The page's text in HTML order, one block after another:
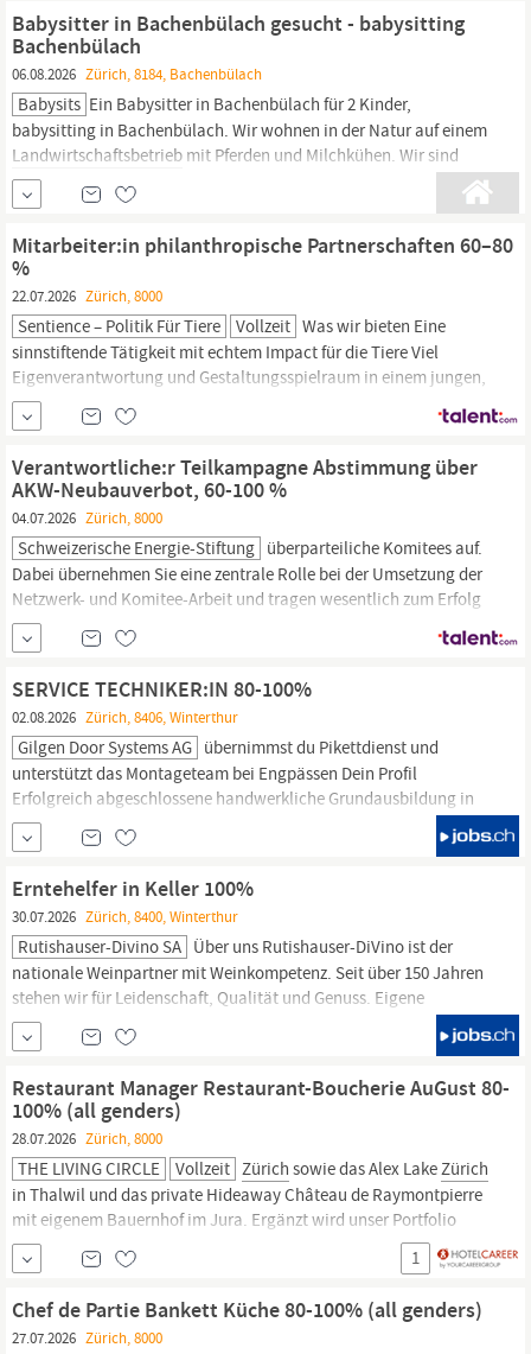
Babysitter in Bachenbülach gesucht - babysitting
Bachenbülach
06.08.2026 Zürich, 8184, Bachenbülach
Babysits Ein Babysitter in Bachenbülach für 2 Kinder,
babysitting in Bachenbülach. Wir wohnen in der Natur auf einem
Landwirtschaftsbetrieb mit Pferden und Milchkühen. Wir sind
unkompliziert und unsere Kinder sind sehr offen und
kommunikativ. Sie gehen auch in die Kita und sind sich
Mitarbeiter:in philanthropische Partnerschaften 60–80
%
22.07.2026 Zürich, 8000
Sentience – Politik Für Tiere Vollzeit Was wir bieten Eine
sinnstiftende Tätigkeit mit echtem Impact für die Tiere Viel
Eigenverantwortung und Gestaltungsspielraum in einem jungen,
hochmotivierten Team Einblick hinter die Kulissen der Schweizer
Landwirtschafts- und Tierpolitik Moderne Arbeitsbedingungen
Arbeitsplatz im WipWest...
Verantwortliche:r Teilkampagne Abstimmung über
AKW-Neubauverbot, 60-100 %
04.07.2026 Zürich, 8000
Schweizerische Energie-Stiftung überparteiliche Komitees auf.
Dabei übernehmen Sie eine zentrale Rolle bei der Umsetzung der
Netzwerk- und Komitee-Arbeit und tragen wesentlich zum Erfolg
der Kampagne bei. Auf Basis der Kampagnenstrategie
identifizieren, gewinnen und betreuen Sie Vertreter aus Politik,
Zivilgesellschaft
SERVICE TECHNIKER:IN 80-100%
02.08.2026 Zürich, 8406, Winterthur
Gilgen Door Systems AG übernimmst du Pikettdienst und
unterstützt das Montageteam bei Engpässen Dein Profil
Erfolgreich abgeschlossene handwerkliche Grundausbildung in
den Bereichen Automatik, Elektro, Mechanik (Fahrzeug,
Landwirtschaft,Betriebsmechaniker) oder ähnlich, mit starkem
Serviceumfeld kennst du aus eigener...
Erntehelfer in Keller 100%
30.07.2026 Zürich, 8400, Winterthur
Rutishauser-Divino SA Über uns Rutishauser-DiVino ist der
nationale Weinpartner mit Weinkompetenz. Seit über 150 Jahren
stehen wir für Leidenschaft, Qualität und Genuss. Eigene
Rebberge in
Zürich,
Vinifikation und Abfüllung in Münchenbuchsee und Winterthur
Restaurant Manager Restaurant-Boucherie AuGust 80-
100% (all genders)
28.07.2026 Zürich, 8000
THE LIVING CIRCLE Vollzeit Zürich sowie das Alex LakeZürich
in Thalwil und das private Hideaway Château de Raymontpierre
mit eigenem Bauernhof im Jura. Ergänzt wird unser Portfolio
durch das Restaurant Buech in Herrliberg und die drei
Landwirtschaftsbetriebe
Schlattgut in Herrliberg, das Weingut
1
Chef de Partie Bankett Küche 80-100% (all genders)
27.07.2026 Zürich, 8000